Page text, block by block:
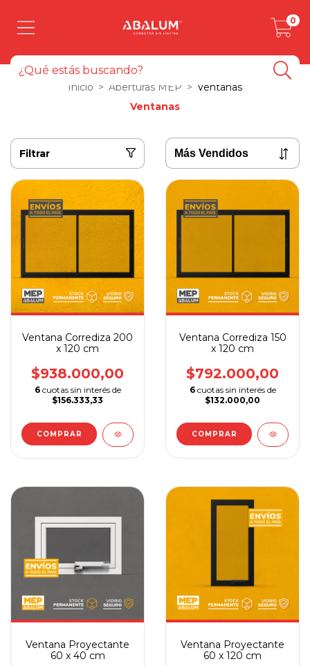
0
Inicio > Aberturas MEP > Ventanas
Ventanas
Filtrar
Ventana Corrediza 200
x 120 cm
$938.000,00
6 cuotas sin interés de
$156.333,33
COMPRAR
Ventana Corrediza 150
x 120 cm
$792.000,00
6 cuotas sin interés de
$132.000,00
COMPRAR
Ventana Proyectante
60 x 40 cm
Ventana Proyectante
60 x 120 cm